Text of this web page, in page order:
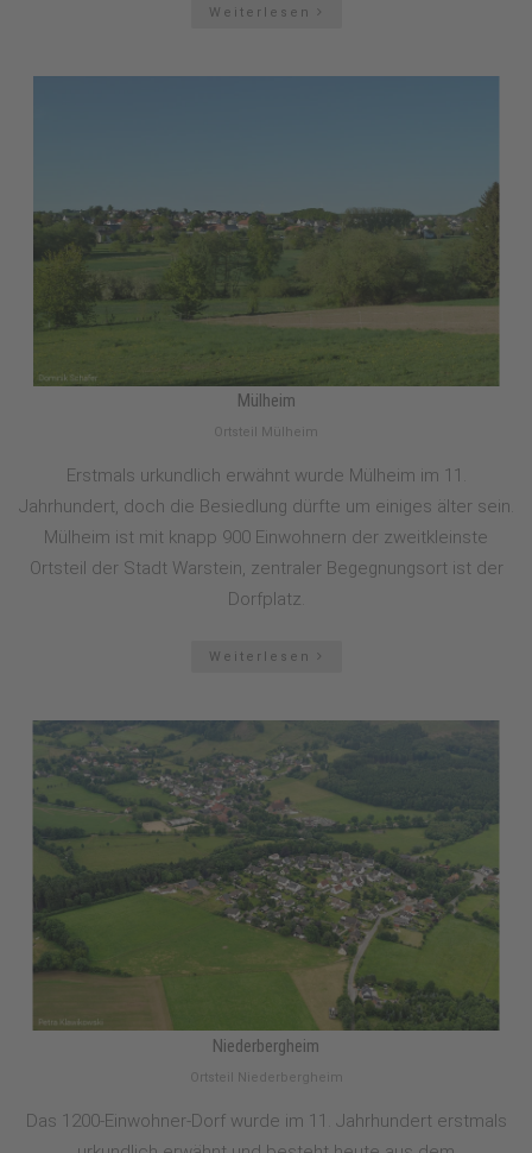
Weiterlesen
Mülheim
Ortsteil Mülheim
Erstmals urkundlich erwähnt wurde Mülheim im 11.
Jahrhundert, doch die Besiedlung dürfte um einiges älter sein.
Mülheim ist mit knapp 900 Einwohnern der zweitkleinste
Ortsteil der Stadt Warstein, zentraler Begegnungsort ist der
Dorfplatz.
Weiterlesen
Niederbergheim
Ortsteil Niederbergheim
Das 1200-Einwohner-Dorf wurde im 11. Jahrhundert erstmals